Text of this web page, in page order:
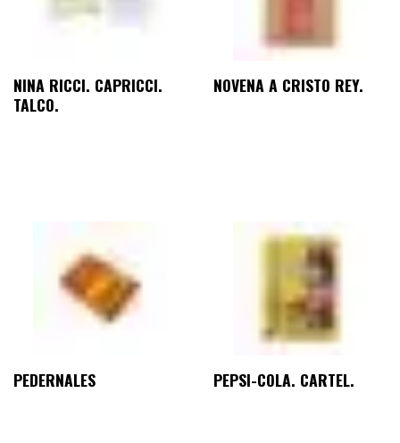
NINA RICCI. CAPRICCI.
TALCO.
NOVENA A CRISTO REY.
PEDERNALES PEPSI-COLA. CARTEL.